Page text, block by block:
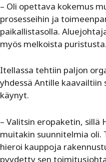
– Oli opettava kokemus
prosesseihin ja
paikallistasolla.
myös melkoista puristusta.
Itellassa tehtiin paljon
yhdessä Antille kaavailtiin
käynyt.
– Valitsin eropaketin, sillä
muitakin suunnitelmia
hieroi kauppoja
pyydetty sen